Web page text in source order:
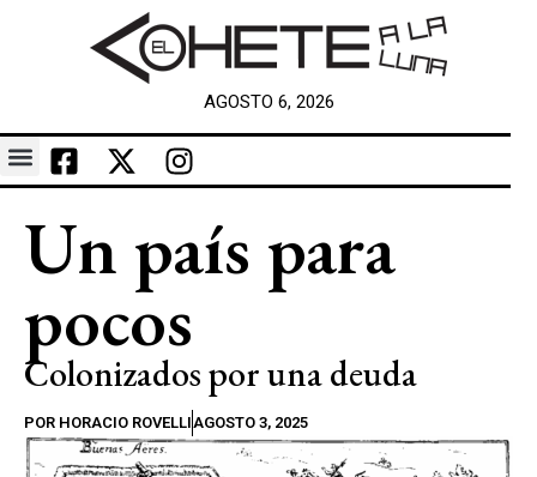
AGOSTO 6, 2026
Un país para
pocos
Colonizados por una deuda
POR HORACIO ROVELLIAGOSTO 3, 2025